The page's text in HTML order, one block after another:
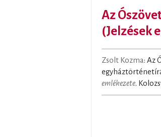
Az
(Jelzések
Zsolt Kozma: Az
emlékezete.